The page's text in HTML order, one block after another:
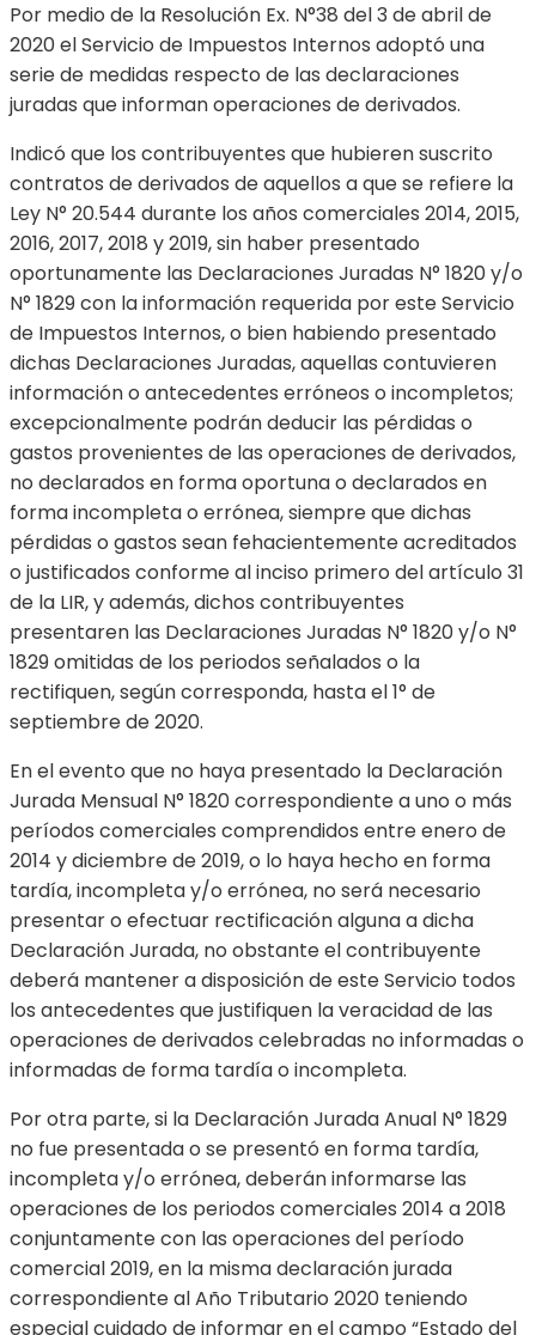
Por medio de la Resolución Ex. N°38 del 3 de abril de
2020 el Servicio de Impuestos Internos adoptó una
serie de medidas respecto de las declaraciones
juradas que informan operaciones de derivados.
Indicó que los contribuyentes que hubieren suscrito
contratos de derivados de aquellos a que se refiere la
Ley N° 20.544 durante los años comerciales 2014, 2015,
2016, 2017, 2018 y 2019, sin haber presentado
oportunamente las Declaraciones Juradas N° 1820 y/o
N° 1829 con la información requerida por este Servicio
de Impuestos Internos, o bien habiendo presentado
dichas Declaraciones Juradas, aquellas contuvieren
información o antecedentes erróneos o incompletos;
excepcionalmente podrán deducir las pérdidas o
gastos provenientes de las operaciones de derivados,
no declarados en forma oportuna o declarados en
forma incompleta o errónea, siempre que dichas
pérdidas o gastos sean fehacientemente acreditados
o justificados conforme al inciso primero del artículo 31
de la LIR, y además, dichos contribuyentes
presentaren las Declaraciones Juradas N° 1820 y/o N°
1829 omitidas de los periodos señalados o la
rectifiquen, según corresponda, hasta el 1° de
septiembre de 2020.
En el evento que no haya presentado la Declaración
Jurada Mensual N° 1820 correspondiente a uno o más
períodos comerciales comprendidos entre enero de
2014 y diciembre de 2019, o lo haya hecho en forma
tardía, incompleta y/o errónea, no será necesario
presentar o efectuar rectificación alguna a dicha
Declaración Jurada, no obstante el contribuyente
deberá mantener a disposición de este Servicio todos
los antecedentes que justifiquen la veracidad de las
operaciones de derivados celebradas no informadas o
informadas de forma tardía o incompleta.
Por otra parte, si la Declaración Jurada Anual N° 1829
no fue presentada o se presentó en forma tardía,
incompleta y/o errónea, deberán informarse las
operaciones de los periodos comerciales 2014 a 2018
conjuntamente con las operaciones del período
comercial 2019, en la misma declaración jurada
correspondiente al Año Tributario 2020 teniendo
especial cuidado de informar en el campo “Estado del